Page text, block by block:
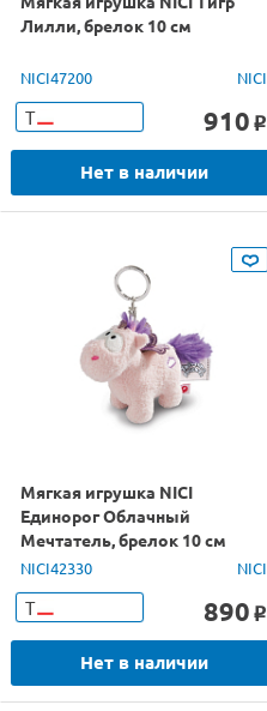
Лилли, брелок 10 см
NICI47200 NICI
Т 910 o
Нет в наличии
Мягкая игрушка NICI
Единорог Облачный
Мечтатель, брелок 10 см
NICI42330 NICI
Т 890 o
Нет в наличии